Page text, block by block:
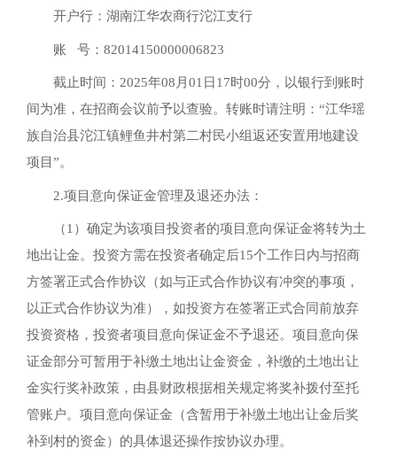
开户行：湖南江华农商行沱江支行
账 号：82014150000006823
截止时间：2025年08月01日17时00分，以银行到账时
间为准，在招商会议前予以查验。转账时请注明：“江华瑶
族自治县沱江镇鲤鱼井村第二村民小组返还安置用地建设
项目”。
2.项目意向保证金管理及退还办法：
（1）确定为该项目投资者的项目意向保证金将转为土
地出让金。投资方需在投资者确定后15个工作日内与招商
方签署正式合作协议（如与正式合作协议有冲突的事项，
以正式合作协议为准），如投资方在签署正式合同前放弃
投资资格，投资者项目意向保证金不予退还。项目意向保
证金部分可暂用于补缴土地出让金资金，补缴的土地出让
金实行奖补政策，由县财政根据相关规定将奖补拨付至托
管账户。项目意向保证金（含暂用于补缴土地出让金后奖
补到村的资金）的具体退还操作按协议办理。